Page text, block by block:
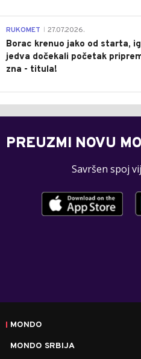
RUKOMET 27.07.2026.
Borac krenuo jako od starta,
jedva dočekali početak
zna - titula!
PREUZMI NOVU
Savršen spoj
MONDO
MONDO SRBIJA